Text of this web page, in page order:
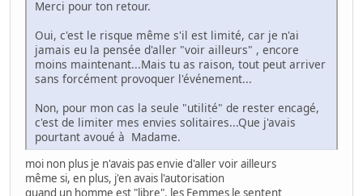
Merci pour ton retour.
Oui, c'est le risque même s'il est limité, car je n'ai
jamais eu la pensée d'aller "voir ailleurs" , encore
moins maintenant...Mais tu as raison, tout peut arriver
sans forcément provoquer l'événement...
Non, pour mon cas la seule "utilité" de rester encagé,
c'est de limiter mes envies solitaires...Que j'avais
pourtant avoué à Madame.
moi non plus je n'avais pas envie d'aller voir ailleurs
même si, en plus, j'en avais l'autorisation